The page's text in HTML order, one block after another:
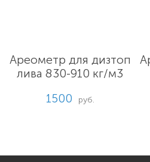
Ареометр для дизтоп
лива 830-910 кг/м3
1500
руб.